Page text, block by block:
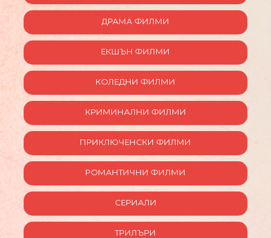
ДРАМА ФИЛМИ
ЕКШЪН ФИЛМИ
КОЛЕДНИ ФИЛМИ
КРИМИНАЛНИ ФИЛМИ
ПРИКЛЮЧЕНСКИ ФИЛМИ
РОМАНТИЧНИ ФИЛМИ
СЕРИАЛИ
ТРИЛЪРИ